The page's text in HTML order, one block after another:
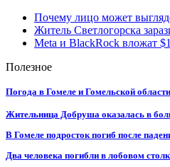
Почему лицо может
Житель Светлогорска
Meta и BlackRock вложат
Полезное
Погода в Гомеле и Гомельской области
Жительница Добруша оказалась в
В Гомеле подросток погиб после
Два человека погибли в лобовом